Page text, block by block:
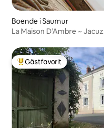
Boende i Saumur
La Maison D'Ambre ~
Populär gästfavorit
Gästfavorit